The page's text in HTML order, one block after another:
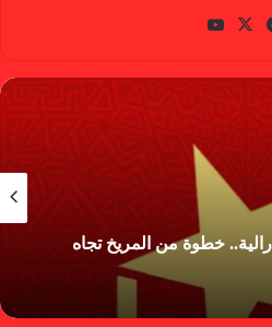
في
وك
X
خطوة من المريخ تجاه